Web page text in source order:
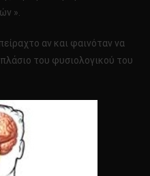
».
αν και φαινόταν να
του φυσιολογικού του